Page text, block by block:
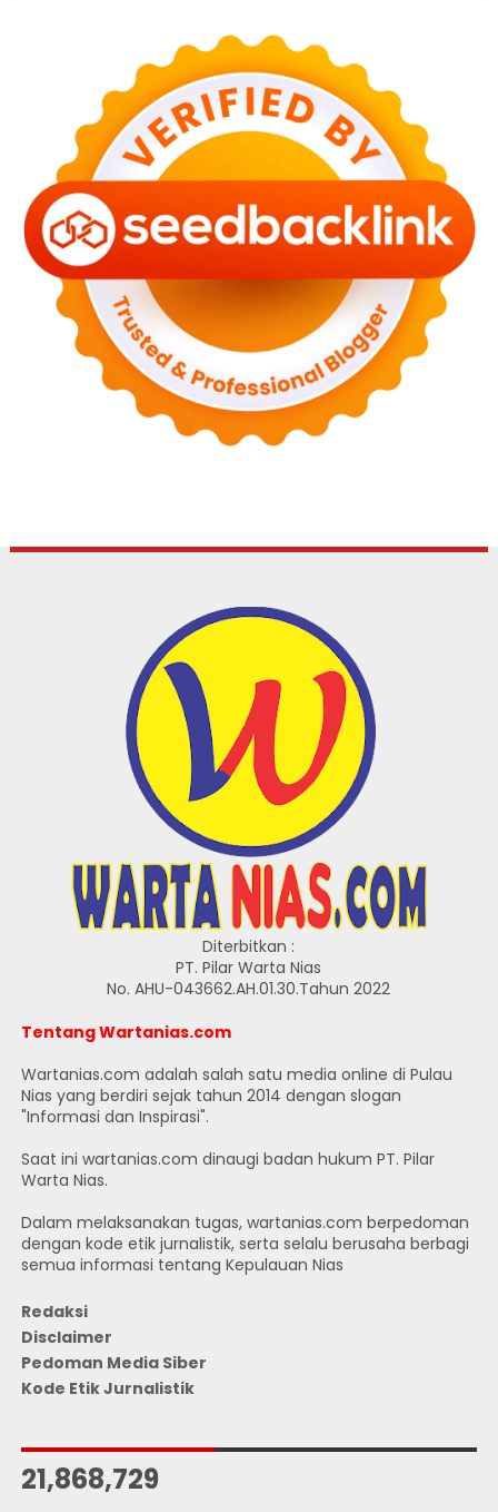
Diterbitkan :
PT. Pilar Warta Nias
No. AHU-043662.AH.01.30.Tahun 2022
Tentang Wartanias.com
Wartanias.com adalah salah satu media online di Pulau
Nias yang berdiri sejak tahun 2014 dengan slogan
"Informasi dan Inspirasi".
Saat ini wartanias.com dinaugi badan hukum PT. Pilar
Warta Nias.
Dalam melaksanakan tugas, wartanias.com berpedoman
dengan kode etik jurnalistik, serta selalu berusaha berbagi
semua informasi tentang Kepulauan Nias
Redaksi
Disclaimer
Pedoman Media Siber
Kode Etik Jurnalistik
21,868,729